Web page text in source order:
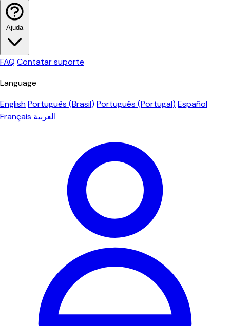
Ajuda
FAQ Contatar suporte
Language
EnglishPortuguês (Brasil) Português (Portugal) Español
Français العربية